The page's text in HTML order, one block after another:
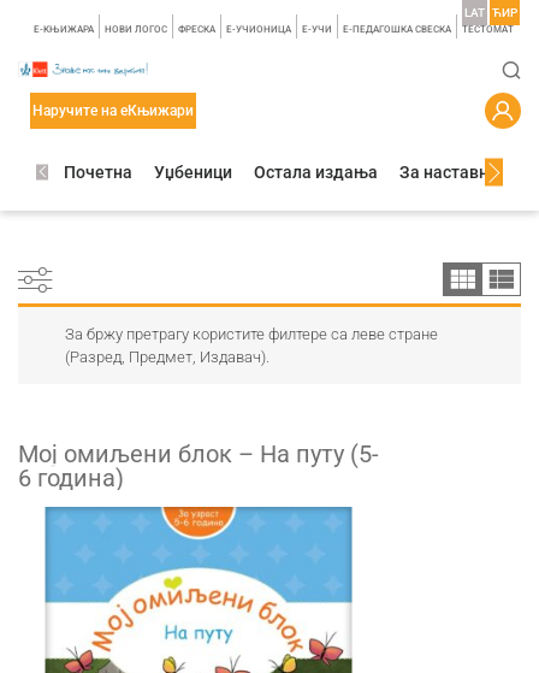
E-КЊИЖАРА НОВИ ЛОГОС ФРЕСКА E-УЧИОНИЦА E-УЧИ Е-ПЕДАГОШКА СВЕСКА TЕСТОМАТ
LAT ЋИР
Наручите на еКњижари
Почетна Уџбеници Остала издања За наставнике
За бржу претрагу користите филтере са леве стране
(Разред, Предмет, Издавач).
Мој омиљени блок – На путу (5-
6 годинa)